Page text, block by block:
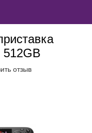
512GB
отзыв